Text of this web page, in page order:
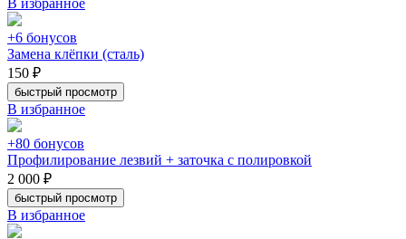
В избранное
+6 бонусов
Замена клёпки (сталь)
150 ₽
быстрый просмотр
В избранное
+80 бонусов
Профилирование лезвий + заточка с полировкой
2 000 ₽
быстрый просмотр
В избранное